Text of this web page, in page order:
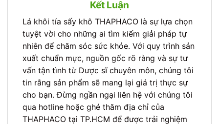
Kết Luận
Lá khôi tía sấy khô THAPHACO là sự lựa chọn
tuyệt vời cho những ai tìm kiếm giải pháp tự
nhiên để chăm sóc sức khỏe. Với quy trình sản
xuất chuẩn mực, nguồn gốc rõ ràng và sự tư
vấn tận tình từ Dược sĩ chuyên môn, chúng tôi
tin rằng sản phẩm sẽ mang lại giá trị thực sự
cho bạn. Đừng ngần ngại liên hệ với chúng tôi
qua hotline hoặc ghé thăm địa chỉ của
THAPHACO tại TP.HCM để được trải nghiệm